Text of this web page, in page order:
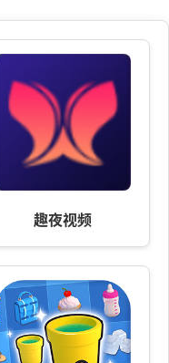
趣夜视频